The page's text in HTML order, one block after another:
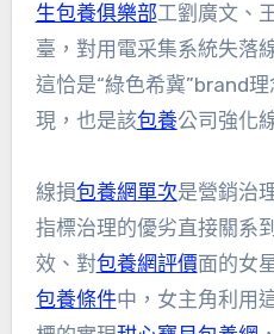
生包養俱樂部工劉廣文、
臺，對用電采集系統失落
這恰是“綠色希冀”brand
現，也是該包養公司強化
線損包養網單次是營銷治
指標治理的優劣直接關系
效、對包養網評價面的女
包養條件中，女主角利用